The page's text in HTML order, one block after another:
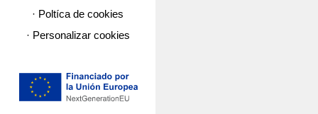
· Poltíca de cookies
· Personalizar cookies